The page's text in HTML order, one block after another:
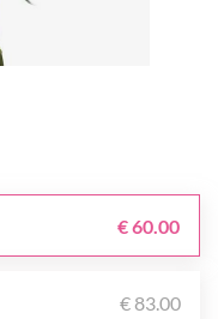
€ 60.00
€ 83.00